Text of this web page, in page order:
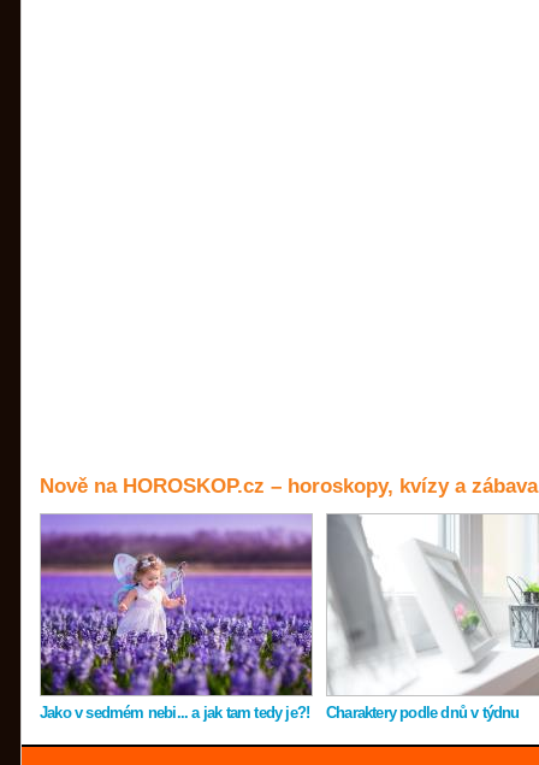
Nově na HOROSKOP.cz – horoskopy, kvízy a zábava
Jako v sedmém nebi... a jak tam tedy je?! Charaktery podle dnů v týdnu